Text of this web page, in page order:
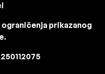
prikazanog